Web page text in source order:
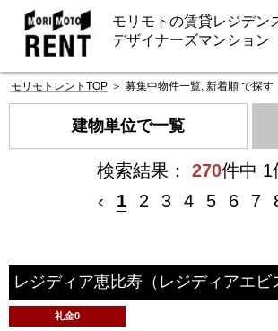
モリモトの賃貸レジデン
デザイナーズマンション
モリモトレントTOP ＞ 募集中物件一覧, 新着順 で探す
建物単位で一覧
検索結果： 270件中 1
‹
1 2 3 4 5 6 7
レジディア恵比寿 （レジディアエビ
礼金0